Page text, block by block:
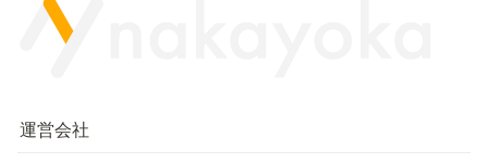
運営会社